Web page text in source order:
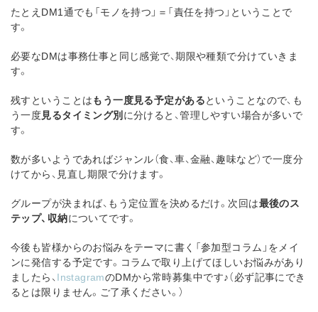
たとえDM1通でも「モノを持つ」＝「責任を持つ」ということで
す。
必要なDMは事務仕事と同じ感覚で、期限や種類で分けていきま
す。
残すということはもう一度見る予定があるということなので、も
う一度見るタイミング別に分けると、管理しやすい場合が多いで
す。
数が多いようであればジャンル（食、車、金融、趣味など）で一度分
けてから、見直し期限で分けます。
グループが決まれば、もう定位置を決めるだけ。次回は最後のス
テップ、収納についてです。
今後も皆様からのお悩みをテーマに書く「参加型コラム」をメイ
ンに発信する予定です。コラムで取り上げてほしいお悩みがあり
ましたら、 InstagramのDMから常時募集中です♪（必ず記事にでき
るとは限りません。ご了承ください。）